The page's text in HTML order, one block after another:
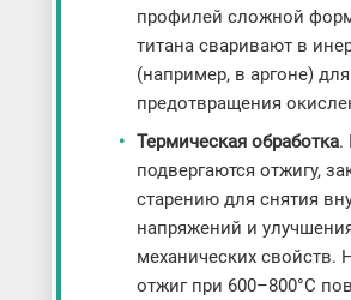
профилей сложной
титана сваривают в
(например, в аргоне) для
предотвращения
Термическая обработка.
подвергаются отжигу,
старению для снятия
напряжений и
механических свойств.
отжиг при 600–800°C